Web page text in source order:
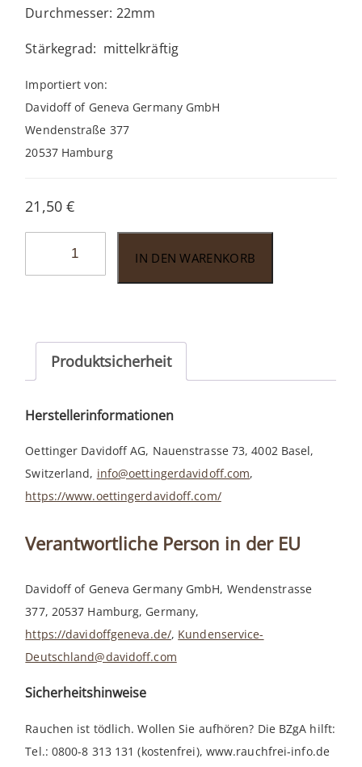
Durchmesser: 22mm
Stärkegrad: mittelkräftig
Importiert von:
Davidoff of Geneva Germany GmbH
Wendenstraße 377
20537 Hamburg
21,50 €
IN DEN WARENKORB
Produktsicherheit
Herstellerinformationen
Oettinger Davidoff AG, Nauenstrasse 73, 4002 Basel,
Switzerland, info@oettingerdavidoff.com,
https://www.oettingerdavidoff.com/
Verantwortliche Person in der EU
Davidoff of Geneva Germany GmbH, Wendenstrasse
377, 20537 Hamburg, Germany,
https://davidoffgeneva.de/, Kundenservice-
Deutschland@davidoff.com
Sicherheitshinweise
Rauchen ist tödlich. Wollen Sie aufhören? Die BZgA hilft:
Tel.: 0800-8 313 131 (kostenfrei), www.rauchfrei-info.de